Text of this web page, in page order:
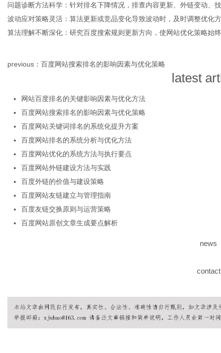
问题诊断方法科学：针对排名下降情况，排查内容更新、外链变动、
波动应对策略灵活：算法更新或竞品变化导致波动时，及时调整优化
算法理解不断深化：研究百度搜索规则更新方向，使网站优化策略始
previous： 百度网站搜索排名的影响因素与优化策略
latest
网站百度排名的关键影响因素与优化方法
百度网站搜索排名的影响因素与优化策略
百度网站关键词排名的系统化提升方案
百度网站排名的系统分析与优化方法
百度网站优化的系统方法与执行要点
百度网站外链建设方法与实践
百度外链的价值与建设策略
百度网站友链建立与管理指南
百度友链交换原则与运营策略
百度网站原创文章生成要点解析
news
contact